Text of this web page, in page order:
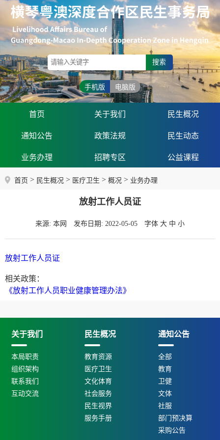
搜索
手机版 电脑版
首页 关于我们 民生概况
通知公告 政策法规 民生动态
业务办理 招聘专区 公益课程
首页 > 民生概况 > 医疗卫生 > 概况 > 业务办理
放射工作人员证
来源: 本网 发布日期: 2022-05-05 字体 大 中 小
放射工作人员证
相关政策：
《放射工作人员职业健康管理办法》
关于我们
本局职责
组织架构
联系我们
互动交流
民生概况
教育资源
医疗卫生
文化体育
社会服务
民生视界
服务手册
通知公告
全部
教育
卫健
文体
社服
部门预决算
采购公告